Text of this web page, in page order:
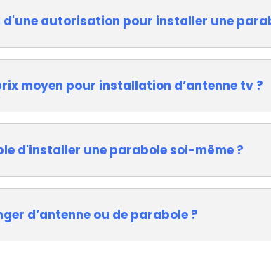
d'une autorisation pour installer une
moyen pour installation d’antenne tv ?
d'installer une parabole soi-même ?
d’antenne ou de parabole ?